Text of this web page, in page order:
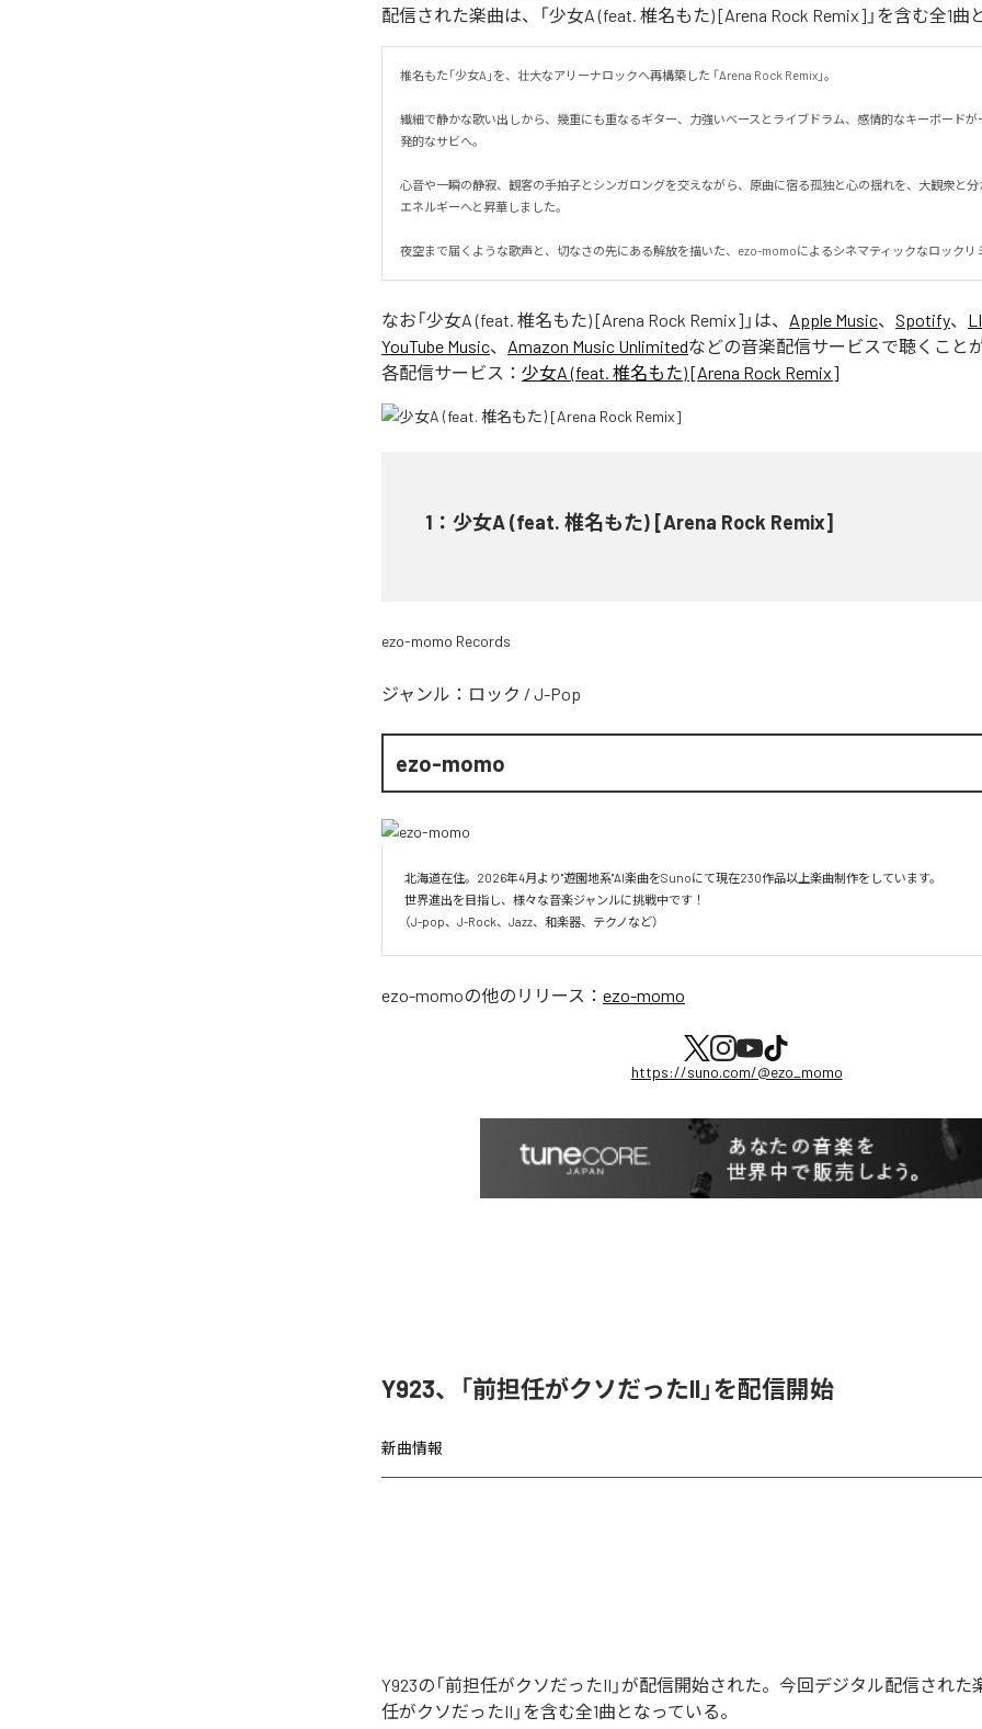
配信された楽曲は、「少女A (feat. 椎名もた) [Arena Rock Remix]」を含む全1曲
椎名もた「少女A」を、壮大なアリーナロックへ再構築した 「Arena Rock Remix」。
繊細で静かな歌い出しから、幾重にも重なるギター、力強いベースとライブドラム、感情的なキーボードが
発的なサビへ。
心音や一瞬の静寂、観客の手拍子とシンガロングを交えながら、原曲に宿る孤独と心の揺れを、大観衆と分
エネルギーへと昇華しました。
夜空まで届くような歌声と、切なさの先にある解放を描いた、ezo-momoによるシネマティックなロックリ
なお「少女A (feat. 椎名もた) [Arena Rock Remix] 」は、 Apple Music、 Spotify、
YouTube Music、 Amazon Music Unlimitedなどの音楽配信サービスで聴くこと
各配信サービス： 少女A (feat. 椎名もた) [Arena Rock Remix]
1 ： 少女A (feat. 椎名もた) [Arena Rock Remix]
ezo-momo Records
ジャンル： ロック / J-Pop
ezo-momo
北海道在住。2026年4月より"遊園地系"AI楽曲をSunoにて現在230作品以上楽曲制作をしています。
世界進出を目指し、様々な音楽ジャンルに挑戦中です！
（J-pop、J-Rock、Jazz、和楽器、テクノなど）
ezo-momoの他のリリース： ezo-momo
https://suno.com/@ezo_momo
Y923、「前担任がクソだったII」を配信開始
新曲情報
Y923の「前担任がクソだったII」が配信開始された。今回デジタル配信された
任がクソだったII」を含む全1曲となっている。